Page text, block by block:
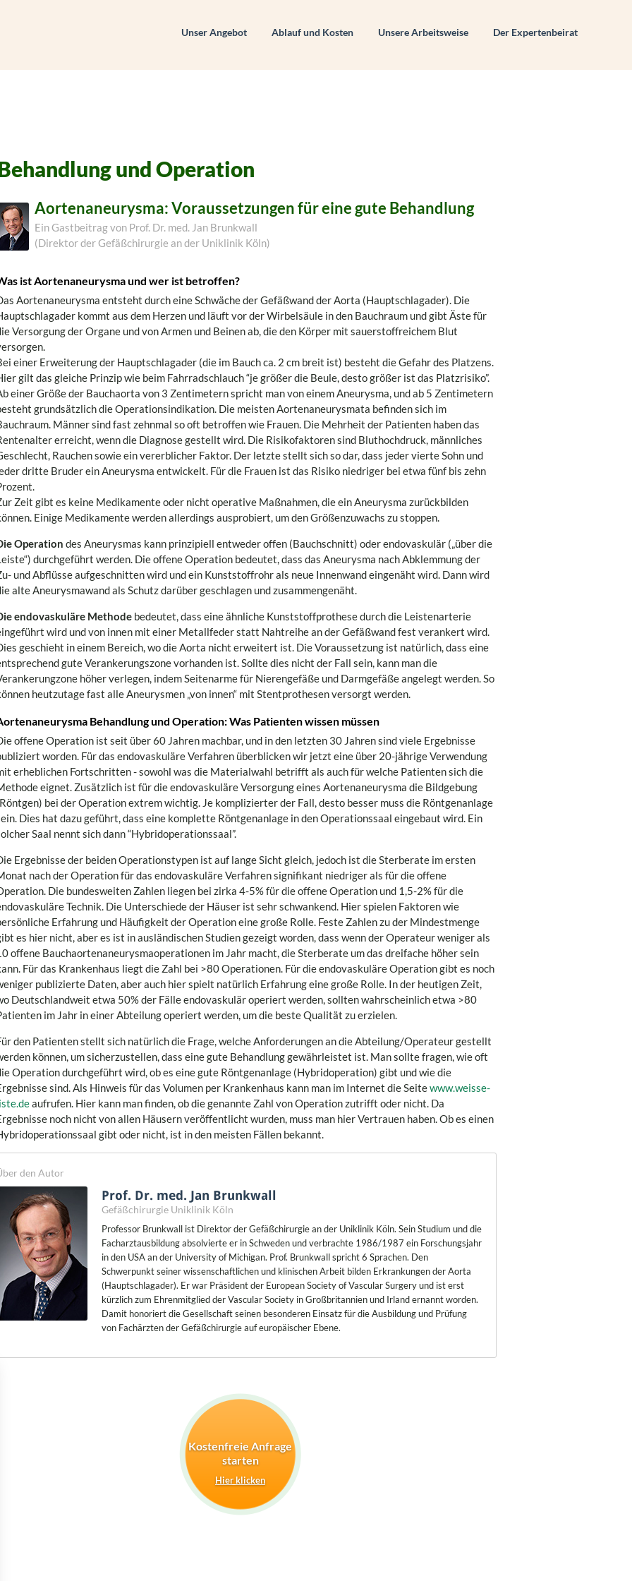
Unser Angebot Ablauf und Kosten Unsere Arbeitsweise Der Expertenbeirat
und Operation
Aortenaneurysma: Voraussetzungen für eine gute Behandlung
Ein Gastbeitrag von Prof. Dr. med. Jan Brunkwall
(Direktor der Gefäßchirurgie an der Uniklinik Köln)
ist Aortenaneurysma und wer ist betroffen?
Aortenaneurysma entsteht durch eine Schwäche der Gefäßwand der Aorta (Hauptschlagader). Die
kommt aus dem Herzen und läuft vor der Wirbelsäule in den Bauchraum und gibt Äste für
Versorgung der Organe und von Armen und Beinen ab, die den Körper mit sauerstoffreichem Blut
einer Erweiterung der Hauptschlagader (die im Bauch ca. 2 cm breit ist) besteht die Gefahr des Platzens.
gilt das gleiche Prinzip wie beim Fahrradschlauch “je größer die Beule, desto größer ist das Platzrisiko”.
einer Größe der Bauchaorta von 3 Zentimetern spricht man von einem Aneurysma, und ab 5 Zentimetern
grundsätzlich die Operationsindikation. Die meisten Aortenaneurysmata befinden sich im
Männer sind fast zehnmal so oft betroffen wie Frauen. Die Mehrheit der Patienten haben das
erreicht, wenn die Diagnose gestellt wird. Die Risikofaktoren sind Bluthochdruck, männliches
Rauchen sowie ein vererblicher Faktor. Der letzte stellt sich so dar, dass jeder vierte Sohn und
dritte Bruder ein Aneurysma entwickelt. Für die Frauen ist das Risiko niedriger bei etwa fünf bis zehn
Zeit gibt es keine Medikamente oder nicht operative Maßnahmen, die ein Aneurysma zurückbilden
Einige Medikamente werden allerdings ausprobiert, um den Größenzuwachs zu stoppen.
Operation des Aneurysmas kann prinzipiell entweder offen (Bauchschnitt) oder endovaskulär („über die
durchgeführt werden. Die offene Operation bedeutet, dass das Aneurysma nach Abklemmung der
und Abflüsse aufgeschnitten wird und ein Kunststoffrohr als neue Innenwand eingenäht wird. Dann wird
alte Aneurysmawand als Schutz darüber geschlagen und zusammengenäht.
endovaskuläre Methode bedeutet, dass eine ähnliche Kunststoffprothese durch die Leistenarterie
wird und von innen mit einer Metallfeder statt Nahtreihe an der Gefäßwand fest verankert wird.
geschieht in einem Bereich, wo die Aorta nicht erweitert ist. Die Voraussetzung ist natürlich, dass eine
gute Verankerungszone vorhanden ist. Sollte dies nicht der Fall sein, kann man die
höher verlegen, indem Seitenarme für Nierengefäße und Darmgefäße angelegt werden. So
heutzutage fast alle Aneurysmen „von innen“ mit Stentprothesen versorgt werden.
Behandlung und Operation: Was Patienten wissen müssen
offene Operation ist seit über 60 Jahren machbar, und in den letzten 30 Jahren sind viele Ergebnisse
worden. Für das endovaskuläre Verfahren überblicken wir jetzt eine über 20-jährige Verwendung
erheblichen Fortschritten - sowohl was die Materialwahl betrifft als auch für welche Patienten sich die
eignet. Zusätzlich ist für die endovaskuläre Versorgung eines Aortenaneurysma die Bildgebung
bei der Operation extrem wichtig. Je komplizierter der Fall, desto besser muss die Röntgenanlage
Dies hat dazu geführt, dass eine komplette Röntgenanlage in den Operationssaal eingebaut wird. Ein
Saal nennt sich dann “Hybridoperationssaal”.
Ergebnisse der beiden Operationstypen ist auf lange Sicht gleich, jedoch ist die Sterberate im ersten
nach der Operation für das endovaskuläre Verfahren signifikant niedriger als für die offene
Die bundesweiten Zahlen liegen bei zirka 4-5% für die offene Operation und 1,5-2% für die
Technik. Die Unterschiede der Häuser ist sehr schwankend. Hier spielen Faktoren wie
Erfahrung und Häufigkeit der Operation eine große Rolle. Feste Zahlen zu der Mindestmenge
es hier nicht, aber es ist in ausländischen Studien gezeigt worden, dass wenn der Operateur weniger als
offene Bauchaortenaneurysmaoperationen im Jahr macht, die Sterberate um das dreifache höher sein
Für das Krankenhaus liegt die Zahl bei >80 Operationen. Für die endovaskuläre Operation gibt es noch
publizierte Daten, aber auch hier spielt natürlich Erfahrung eine große Rolle. In der heutigen Zeit,
Deutschlandweit etwa 50% der Fälle endovaskulär operiert werden, sollten wahrscheinlich etwa >80
im Jahr in einer Abteilung operiert werden, um die beste Qualität zu erzielen.
den Patienten stellt sich natürlich die Frage, welche Anforderungen an die Abteilung/Operateur gestellt
können, um sicherzustellen, dass eine gute Behandlung gewährleistet ist. Man sollte fragen, wie oft
Operation durchgeführt wird, ob es eine gute Röntgenanlage (Hybridoperation) gibt und wie die
sind. Als Hinweis für das Volumen per Krankenhaus kann man im Internet die Seitewww.weisse-
aufrufen. Hier kann man finden, ob die genannte Zahl von Operation zutrifft oder nicht. Da
noch nicht von allen Häusern veröffentlicht wurden, muss man hier Vertrauen haben. Ob es einen
gibt oder nicht, ist in den meisten Fällen bekannt.
den Autor
Prof. Dr. med. Jan Brunkwall
Gefäßchirurgie Uniklinik Köln
Professor Brunkwall ist Direktor der Gefäßchirurgie an der Uniklinik Köln. Sein Studium und die
Facharztausbildung absolvierte er in Schweden und verbrachte 1986/1987 ein Forschungsjahr
in den USA an der University of Michigan. Prof. Brunkwall spricht 6 Sprachen. Den
Schwerpunkt seiner wissenschaftlichen und klinischen Arbeit bilden Erkrankungen der Aorta
(Hauptschlagader). Er war Präsident der European Society of Vascular Surgery und ist erst
kürzlich zum Ehrenmitglied der Vascular Society in Großbritannien und Irland ernannt worden.
Damit honoriert die Gesellschaft seinen besonderen Einsatz für die Ausbildung und Prüfung
von Fachärzten der Gefäßchirurgie auf europäischer Ebene.
Kostenfreie Anfrage
starten
Hier klicken